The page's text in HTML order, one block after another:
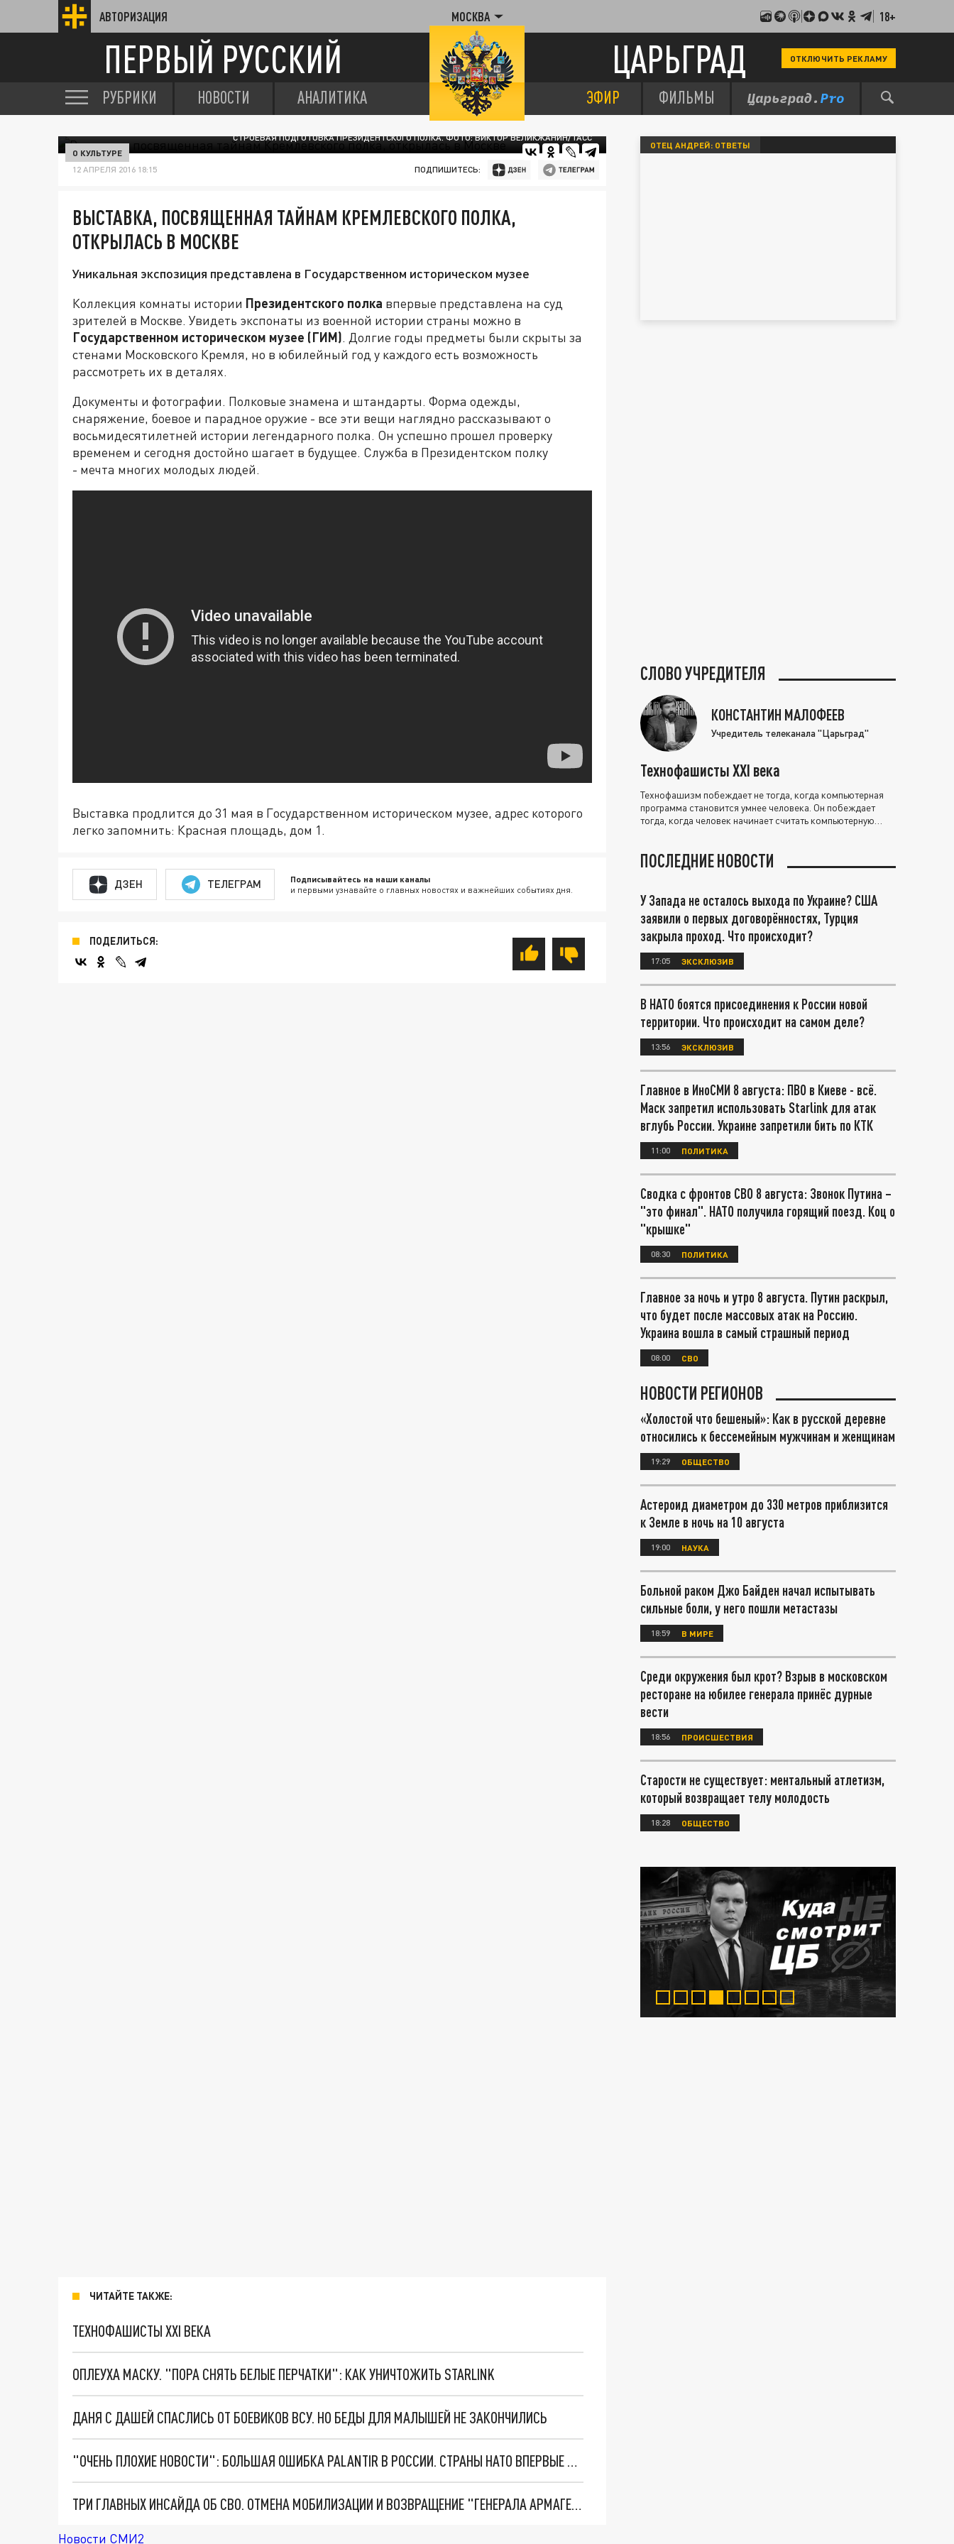
АВТОРИЗАЦИЯ МОСКВА 18+
ПЕРВЫЙ РУССКИЙ ЦАРЬГРАД ОТКЛЮЧИТЬ РЕКЛАМУ
РУБРИКИ НОВОСТИ АНАЛИТИКА ЭФИР ФИЛЬМЫ
СТРОЕВАЯ ПОДГОТОВКА ПРЕЗИДЕНТСКОГО ПОЛКА. ФОТО: ВИКТОР ВЕЛИКЖАНИН/ТАСС
О КУЛЬТУРЕ
12 АПРЕЛЯ 2016 18:15 ПОДПИШИТЕСЬ:
ВЫСТАВКА, ПОСВЯЩЕННАЯ ТАЙНАМ КРЕМЛЕВСКОГО ПОЛКА,
ОТКРЫЛАСЬ В МОСКВЕ
Уникальная экспозиция представлена в Государственном историческом музее
Коллекция комнаты истории Президентского полка впервые представлена на суд
зрителей в Москве. Увидеть экспонаты из военной истории страны можно в
Государственном историческом музее (ГИМ). Долгие годы предметы были скрыты за
стенами Московского Кремля, но в юбилейный год у каждого есть возможность
рассмотреть их в деталях.
Документы и фотографии. Полковые знамена и штандарты. Форма одежды,
снаряжение, боевое и парадное оружие - все эти вещи наглядно рассказывают о
восьмидесятилетней истории легендарного полка. Он успешно прошел проверку
временем и сегодня достойно шагает в будущее. Служба в Президентском полку
- мечта многих молодых людей.
Выставка продлится до 31 мая в Государственном историческом музее, адрес которого
легко запомнить: Красная площадь, дом 1.
ДЗЕН ТЕЛЕГРАМ Подписывайтесь на наши каналы
и первыми узнавайте о главных новостях и важнейших событиях дня.
ПОДЕЛИТЬСЯ:
ЧИТАЙТЕ ТАКЖЕ:
ТЕХНОФАШИСТЫ XXI ВЕКА
ОПЛЕУХА МАСКУ. "ПОРА СНЯТЬ БЕЛЫЕ ПЕРЧАТКИ": КАК УНИЧТОЖИТЬ STARLINK
ДАНЯ С ДАШЕЙ СПАСЛИСЬ ОТ БОЕВИКОВ ВСУ. НО БЕДЫ ДЛЯ МАЛЫШЕЙ НЕ ЗАКОНЧИЛИСЬ
"ОЧЕНЬ ПЛОХИЕ НОВОСТИ": БОЛЬШАЯ ОШИБКА PALANTIR В РОССИИ. СТРАНЫ НАТО ВПЕРВЫЕ ЗА СВО ОСТАНОВИЛИ ПОСТАВКИ ОРУЖИЯ. ВСУ ТЕРЯЮТ ПРИГРАНИЧЬЕ?
ТРИ ГЛАВНЫХ ИНСАЙДА ОБ СВО. ОТМЕНА МОБИЛИЗАЦИИ И ВОЗВРАЩЕНИЕ "ГЕНЕРАЛА АРМАГЕДДОНА"? ОТЛИЧНЫЕ НОВОСТИ, КОТОРЫЕ ЖДАЛИ ВСЕ
Новости СМИ2
ОТЕЦ АНДРЕЙ: ОТВЕТЫ
СЛОВО УЧРЕДИТЕЛЯ
КОНСТАНТИН МАЛОФЕЕВ
Учредитель телеканала "Царьград"
Технофашисты XXI века
Технофашизм побеждает не тогда, когда компьютерная
программа становится умнее человека. Он побеждает
тогда, когда человек начинает считать компьютерную
ПОСЛЕДНИЕ НОВОСТИ
У Запада не осталось выхода по Украине? США
заявили о первых договорённостях, Турция
закрыла проход. Что происходит?
17:05 ЭКСКЛЮЗИВ
В НАТО боятся присоединения к России новой
территории. Что происходит на самом деле?
13:56 ЭКСКЛЮЗИВ
Главное в ИноСМИ 8 августа: ПВО в Киеве - всё.
Маск запретил использовать Starlink для атак
вглубь России. Украине запретили бить по КТК
11:00 ПОЛИТИКА
Сводка с фронтов СВО 8 августа: Звонок Путина –
"это финал". НАТО получила горящий поезд. Коц о
"крышке"
08:30 ПОЛИТИКА
Главное за ночь и утро 8 августа. Путин раскрыл,
что будет после массовых атак на Россию.
Украина вошла в самый страшный период
08:00 СВО
НОВОСТИ РЕГИОНОВ
«Холостой что бешеный»: Как в русской деревне
относились к бессемейным мужчинам и женщинам
19:29 ОБЩЕСТВО
Астероид диаметром до 330 метров приблизится
к Земле в ночь на 10 августа
19:00 НАУКА
Больной раком Джо Байден начал испытывать
сильные боли, у него пошли метастазы
18:59 В МИРЕ
Среди окружения был крот? Взрыв в московском
ресторане на юбилее генерала принёс дурные
вести
18:56 ПРОИСШЕСТВИЯ
Старости не существует: ментальный атлетизм,
который возвращает телу молодость
18:28 ОБЩЕСТВО